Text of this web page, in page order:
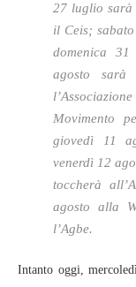
27 luglio
il Ceis;
domenica 31
agosto
Movimento
giovedì 11
venerdì 12
toccherà
agosto alla
l’Agbe.
Intanto oggi,